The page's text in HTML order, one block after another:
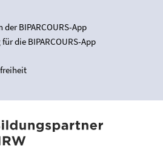
BIPARCOURS-App
die BIPARCOURS-App